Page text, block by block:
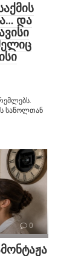
და
საწოლთან
0